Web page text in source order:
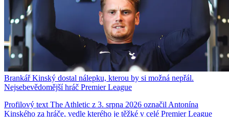
Brankář Kinský dostal nálepku, kterou by si možná nepřál.
Nejsebevědomější hráč Premier League
Profilový text The Athletic z 3. srpna 2026 označil Antonína
Kinského za hráče, vedle kterého je těžké v celé Premier League